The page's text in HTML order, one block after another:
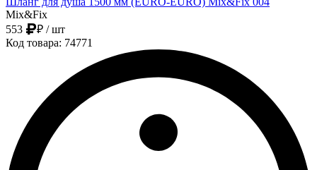
Mix&Fix
553
₽ / шт
Код товара: 74771